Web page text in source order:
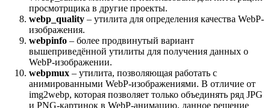
просмотрщика в другие проекты.
webp_quality – утилита для определения качества WebP-
изображения.
webpinfo – более продвинутый вариант
вышеприведённой утилиты для получения данных о
WebP-изображении.
webpmux – утилита, позволяющая работать с
анимированными WebP-изображениями. В отличие от
img2webp, которая позволяет только объединять ряд JPG
и PNG-картинок в WebP-анимацию, данное решение